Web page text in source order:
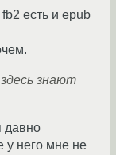
есть и epub
знают
давно
у него мне не